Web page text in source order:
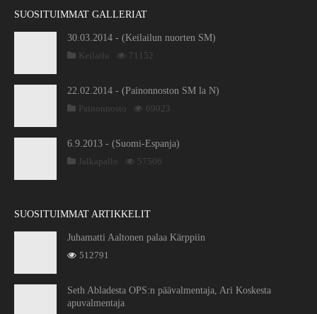
SUOSITUIMMAT GALLERIAT
30.03.2014 - (Keilailun nuorten SM)
Keilailu
71152
22.02.2014 - (Painonnoston SM la N)
Painonnosto
69023
6.9.2013 - (Suomi-Espanja)
Jalkapallo
57506
SUOSITUIMMAT ARTIKKELIT
Juhamatti Aaltonen palaa Kärppiin
512791
Seth Abladesta OPS:n päävalmentaja, Ari Koskesta
apuvalmentaja